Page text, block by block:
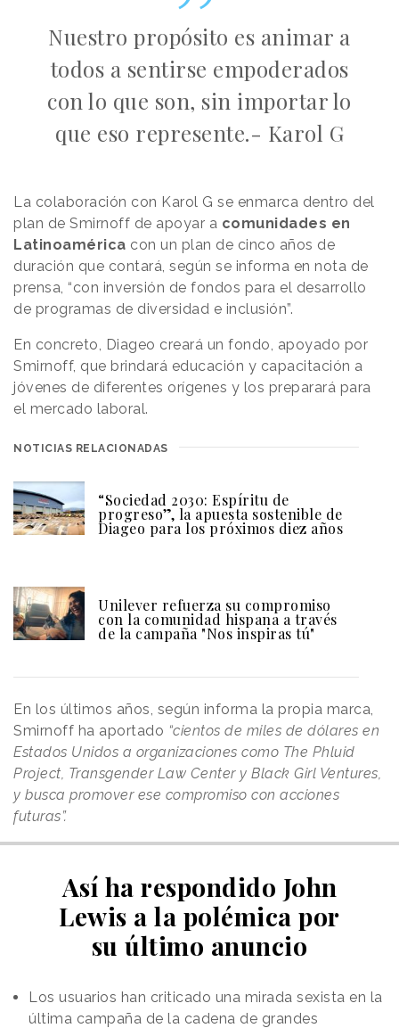
Nuestro propósito es animar a
todos a sentirse empoderados
con lo que son, sin importar lo
que eso represente.- Karol G
La colaboración con Karol G se enmarca dentro del
plan de Smirnoff de apoyar a comunidades en
Latinoamérica con un plan de cinco años de
duración que contará, según se informa en nota de
prensa, “con inversión de fondos para el desarrollo
de programas de diversidad e inclusión”.
En concreto, Diageo creará un fondo, apoyado por
Smirnoff, que brindará educación y capacitación a
jóvenes de diferentes orígenes y los preparará para
el mercado laboral.
NOTICIAS RELACIONADAS
“Sociedad 2030: Espíritu de
progreso”, la apuesta sostenible de
Diageo para los próximos diez años
Unilever refuerza su compromiso
con la comunidad hispana a través
de la campaña "Nos inspiras tú"
En los últimos años, según informa la propia marca,
Smirnoff ha aportado “cientos de miles de dólares en
Estados Unidos a organizaciones como The Phluid
Project, Transgender Law Center y Black Girl Ventures,
y busca promover ese compromiso con acciones
futuras”.
Así ha respondido John
Lewis a la polémica por
su último anuncio
Los usuarios han criticado una mirada sexista en la
última campaña de la cadena de grandes